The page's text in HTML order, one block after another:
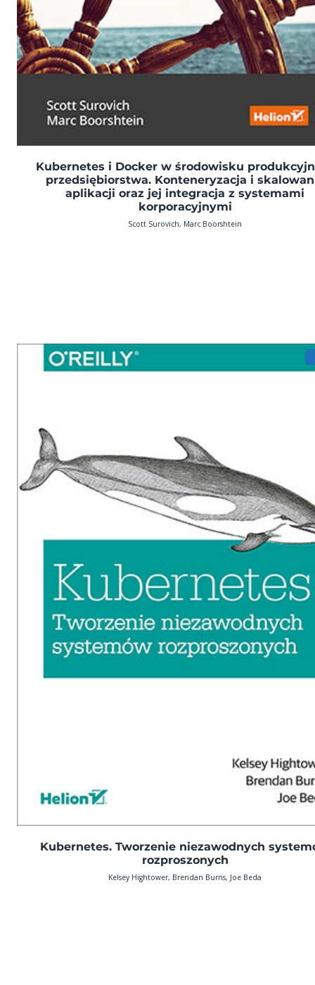
Kubernetes i Docker w środowisku
przedsiębiorstwa. Konteneryzacja i
aplikacji oraz jej integracja z systemami
korporacyjnymi
Scott Surovich, Marc Boorshtein
Kubernetes. Tworzenie niezawodnych
rozproszonych
Kelsey Hightower, Brendan Burns, Joe Beda